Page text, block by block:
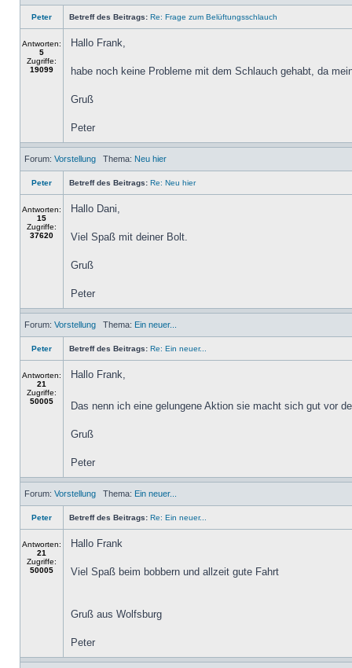
Peter Betreff des Beitrags: Re: Frage zum Belüftungsschlauch
Antworten:
5
Zugriffe:
19099
Hallo Frank,
habe noch keine Probleme mit dem Schlauch gehabt, da
Gruß
Peter
Forum: Vorstellung Thema: Neu hier
Peter Betreff des Beitrags: Re: Neu hier
Antworten:
15
Zugriffe:
37620
Hallo Dani,
Viel Spaß mit deiner Bolt.
Gruß
Peter
Forum: Vorstellung Thema: Ein neuer...
Peter Betreff des Beitrags: Re: Ein neuer...
Antworten:
21
Zugriffe:
50005
Hallo Frank,
Das nenn ich eine gelungene Aktion sie macht sich gut vor
Gruß
Peter
Forum: Vorstellung Thema: Ein neuer...
Peter Betreff des Beitrags: Re: Ein neuer...
Antworten:
21
Zugriffe:
50005
Hallo Frank
Viel Spaß beim bobbern und allzeit gute Fahrt
Gruß aus Wolfsburg
Peter